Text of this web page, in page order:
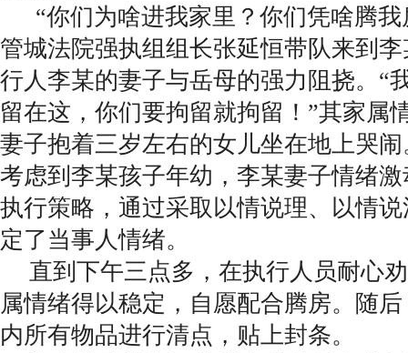
“你们为啥进我家里？你们凭啥腾
管城法院强执组组长张延恒带队来到
行人李某的妻子与岳母的强力阻挠。“
留在这，你们要拘留就拘留！”其家属
妻子抱着三岁左右的女儿坐在地上哭
考虑到李某孩子年幼，李某妻子情绪
执行策略，通过采取以情说理、以情
定了当事人情绪。
直到下午三点多，在执行人员耐心
属情绪得以稳定，自愿配合腾房。随
内所有物品进行清点，贴上封条。